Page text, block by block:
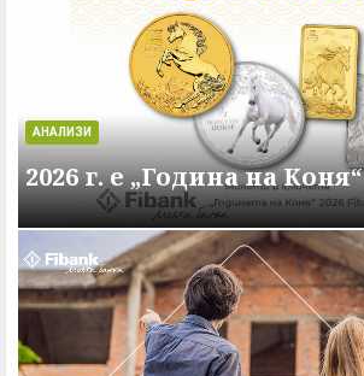
АНАЛИЗИ
2026 г. e „Година на Коня“